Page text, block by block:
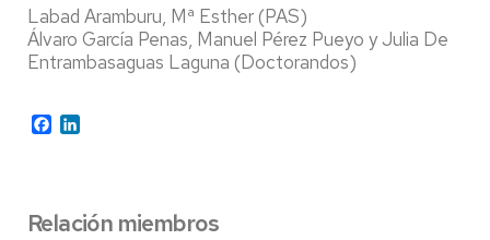
Labad Aramburu, Mª Esther (PAS)
Álvaro García Penas, Manuel Pérez Pueyo y Julia De
Entrambasaguas Laguna (Doctorandos)
Facebook
Relación miembros